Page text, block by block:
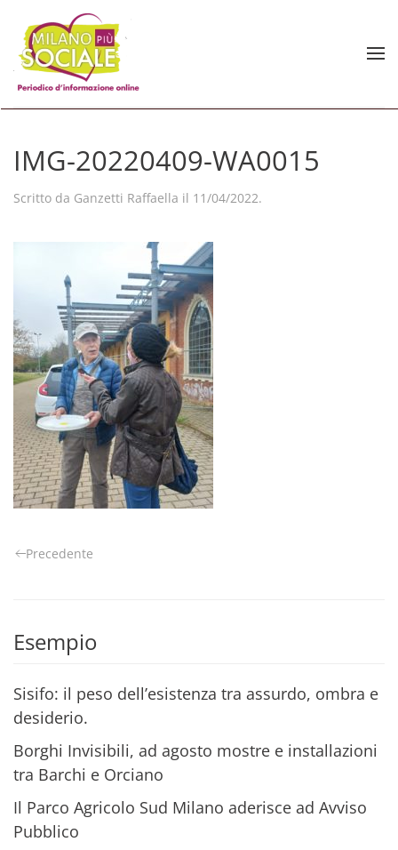
Skip to main content
IMG-20220409-WA0015
Scritto da Ganzetti Raffaella il 11/04/2022.
Precedente
Esempio
Sisifo: il peso dell’esistenza tra assurdo, ombra e
desiderio.
Borghi Invisibili, ad agosto mostre e installazioni
tra Barchi e Orciano
Il Parco Agricolo Sud Milano aderisce ad Avviso
Pubblico